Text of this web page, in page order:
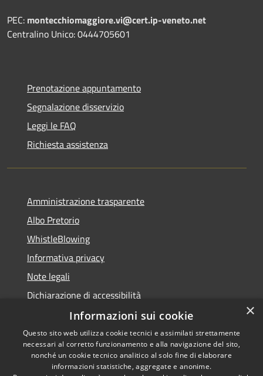
PEC: montecchiomaggiore.vi@cert.ip-veneto.net
Centralino Unico: 0444705601
Prenotazione appuntamento
Segnalazione disservizio
Leggi le FAQ
Richiesta assistenza
Amministrazione trasparente
Albo Pretorio
WhistleBlowing
Informativa privacy
Note legali
Dichiarazione di accessibilità
Accessibilità
Copyright © 2026 • Città di
Montecchio Maggiore •
×
Informazioni sui cookie
Questo sito web utilizza cookie tecnici e assimilati strettamente
necessari al corretto funzionamento e alla navigazione del sito,
nonché un cookie tecnico analitico al solo fine di elaborare
informazioni statistiche, aggregate e anonime.